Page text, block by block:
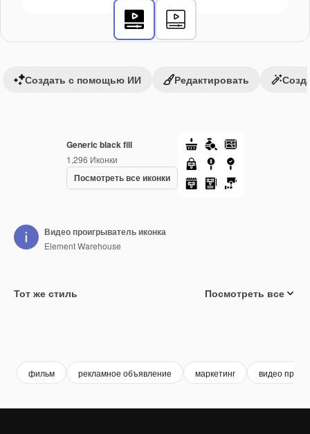
Generic black fill
1,296 Иконки
Посмотреть все иконки
Создать с помощью ИИ Редактировать
Видео проигрыватель иконка
Element Warehouse
Тот же стиль Посмотреть все
фильм рекламное объявление маркетинг видео